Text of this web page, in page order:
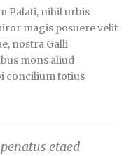
Palati, nihil urbis
magis posuere velit
nostra Galli
mons aliud
concilium totius
etaed